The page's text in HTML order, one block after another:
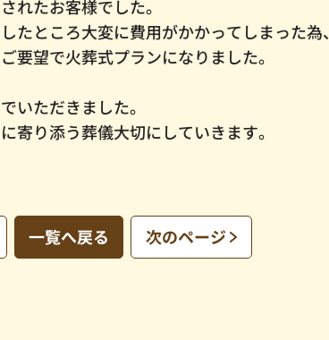
れたお客様でした。
たところ大変に費用がかかってしまった為、
要望で火葬式プランになりました。
いただきました。
寄り添う葬儀大切にしていきます。
一覧へ戻る 次のページ